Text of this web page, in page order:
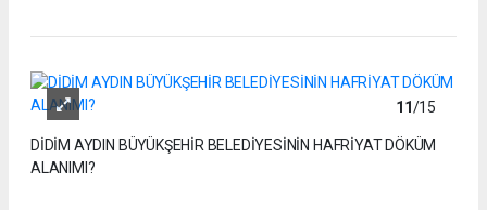
11/15
DİDİM AYDIN BÜYÜKŞEHİR BELEDİYESİNİN HAFRİYAT DÖKÜM
ALANIMI?